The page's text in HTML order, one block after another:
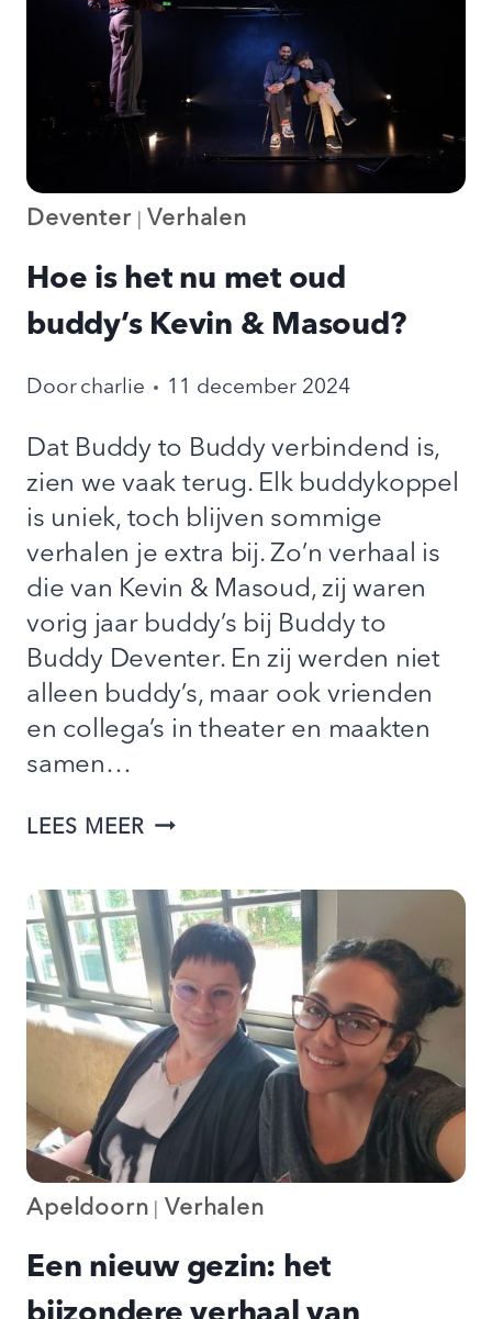
IN
Deventer| Verhalen
Hoe is het nu met oud
buddy’s Kevin & Masoud?
Door charlie 11 december 2024
Dat Buddy to Buddy verbindend is,
zien we vaak terug. Elk buddykoppel
is uniek, toch blijven sommige
verhalen je extra bij. Zo’n verhaal is
die van Kevin & Masoud, zij waren
vorig jaar buddy’s bij Buddy to
Buddy Deventer. En zij werden niet
alleen buddy’s, maar ook vrienden
en collega’s in theater en maakten
samen…
LEES MEERHOE
HET
NU
MET
OUD
BUDDY’S
KEVIN
MASOUD?
Apeldoorn Verhalen
Een nieuw gezin: het